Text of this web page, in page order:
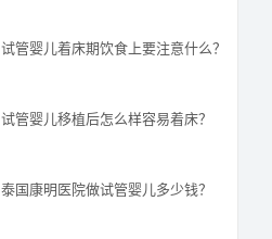
试管婴儿着床期饮食上要注意什么？
试管婴儿移植后怎么样容易着床？
泰国康明医院做试管婴儿多少钱？